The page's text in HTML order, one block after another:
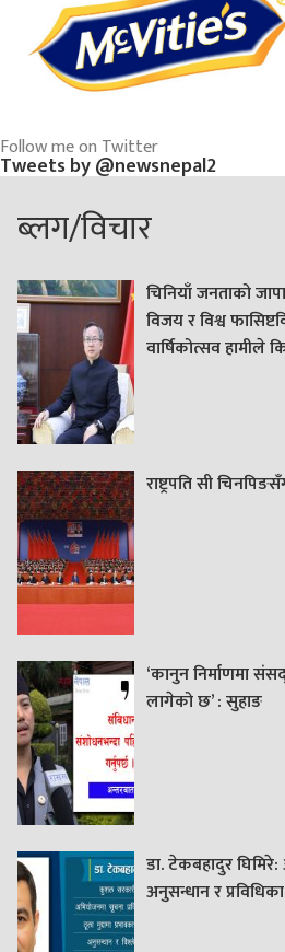
Follow me on Twitter
Tweets by @newsnepal2
ब्लग/विचार
चिनियाँ जनताको
विजय र विश्व
वार्षिकोत्सव हामीले
राष्ट्रपति सी
‘कानुन निर्माणमा
लागेको छ’ : सुहाङ
डा. टेकबहादुर
अनुसन्धान र